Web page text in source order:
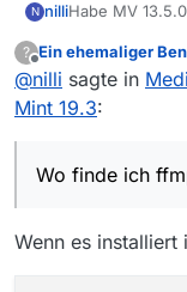
N nilliHabe MV
Wo finde ich
?
Offline
Ein ehemaliger
@nilli sagte in
Mint 19.3:
Wo finde ich
Wenn es installiert